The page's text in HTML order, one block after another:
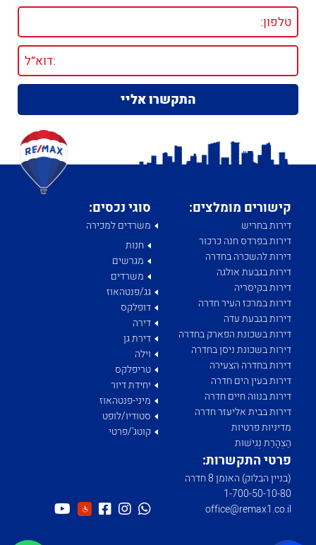
קישורים מומלצים:
דירות בחריש
דירות בפרדס חנה כרכור
דירות להשכרה בחדרה
דירות בגבעת אולגה
דירות בקיסריה
דירות במרכז העיר חדרה
דירות בגבעת עדה
דירות בשכונת הפארק בחדרה
דירות בשכונת ניסן בחדרה
דירות בחדרה הצעירה
דירות בעין הים חדרה
דירות בנווה חיים חדרה
דירות בבית אליעזר חדרה
מדיניות פרטיות
הַצְהָרַת נְגִישׁוּת
סוגי נכסים:
משרדים למכירה
חנות
מגרשים
משרדים
גג/פנטהאוז
דופלקס
דירה
דירת גן
וילה
טריפלקס
יחידת דיור
מיני-פנטהאוז
סטודיו/לופט
קוטג'/פרטי
פרטי התקשרות:
(בניין הבלוק) האומן 8 חדרה
1­-700­-50-­10-­80
office@remax1.co.il